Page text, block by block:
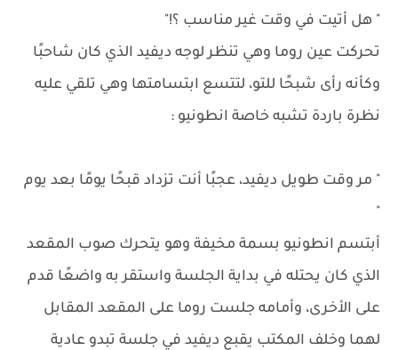
" هل أتيت في وقت غير مناسب ؟!"
تحركت عين روما وهي تنظر لوجه ديفيد الذي كان شاحبًا
وكأنه رأى شبحًا للتو، لتتسع ابتسامتها وهي تلقي عليه
نظرة باردة تشبه خاصة انطونيو :
" مر وقت طويل ديفيد، عجبًا أنت تزداد قبحًا يومًا بعد يوم
"
أبتسم انطونيو بسمة مخيفة وهو يتحرك صوب المقعد
الذي كان يحتله في بداية الجلسة واستقر به واضعًا قدم
على الأخرى، وأمامه جلست روما على المقعد المقابل
لهما وخلف المكتب يقبع ديفيد في جلسة تبدو عادية